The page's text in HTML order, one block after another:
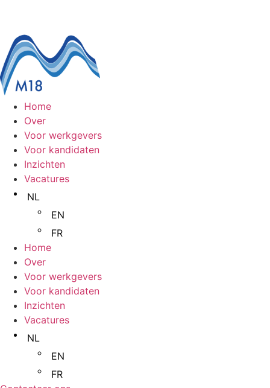
Home
Over
Voor werkgevers
Voor kandidaten
Inzichten
Vacatures
NL
EN
FR
Home
Over
Voor werkgevers
Voor kandidaten
Inzichten
Vacatures
NL
EN
FR